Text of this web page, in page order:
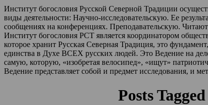
Институт богословия Русской Северной Традиции
виды деятельности: Научно-исследовательскую. Ее
сообщениях на конференциях. Преподавательскую.
Институт богословия РСТ является координатором
которое хранит Русская Северная Традиция, это
единства в Духе ВСЕХ русских людей. Это Ведение на
самую, которую, «изобретая велосипед», «ищут»
Ведение представляет собой и предмет исследования, и
Posts